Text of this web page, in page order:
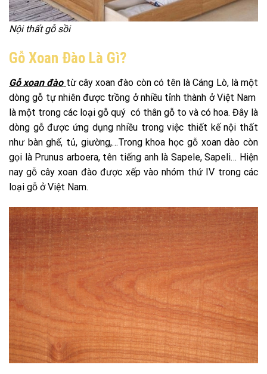
Nội thất gỗ sồi
Gỗ Xoan Đào Là Gì?
Gỗ xoan đào từ cây xoan đào còn có tên là Cáng Lò, là một
dòng gỗ tự nhiên được trồng ở nhiều tỉnh thành ở Việt Nam
là một trong các loại gỗ quý có thân gỗ to và có hoa. Đây là
dòng gỗ được ứng dụng nhiều trong việc thiết kế nội thất
như bàn ghế, tủ, giường,…Trong khoa học gỗ xoan dào còn
gọi là Prunus arboera, tên tiếng anh là Sapele, Sapeli… Hiện
nay gỗ cây xoan đào được xếp vào nhóm thứ IV trong các
loại gỗ ở Việt Nam.